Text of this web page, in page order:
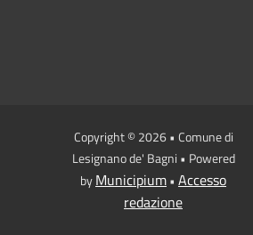
Copyright © 2026 • Comune di
Lesignano de' Bagni • Powered
byMunicipium• Accesso
redazione